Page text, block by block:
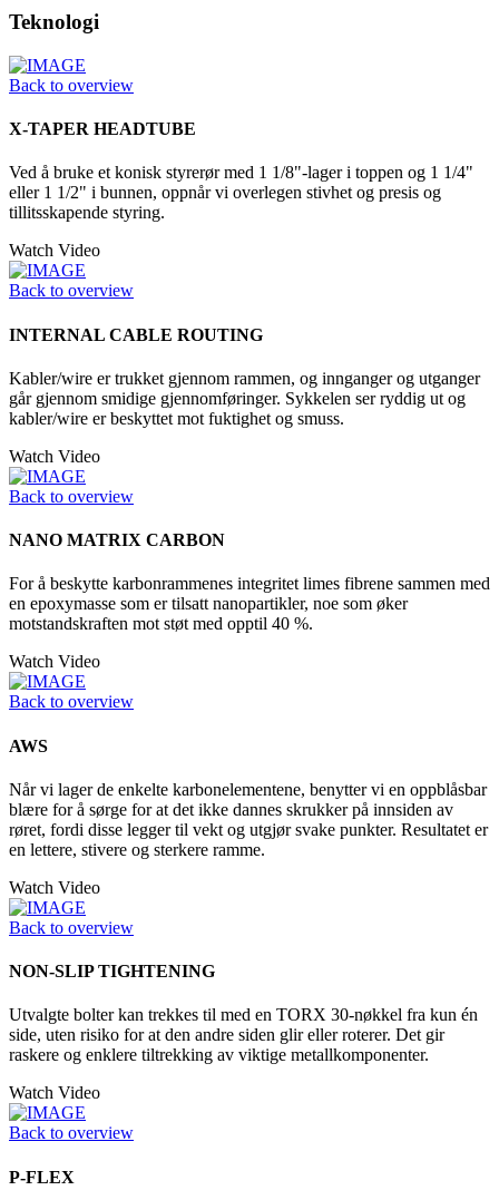
Teknologi
Back to overview
X-TAPER HEADTUBE
Ved å bruke et konisk styrerør med 1 1/8"-lager i toppen og 1 1/4"
eller 1 1/2" i bunnen, oppnår vi overlegen stivhet og presis og
tillitsskapende styring.
Watch Video
Back to overview
INTERNAL CABLE ROUTING
Kabler/wire er trukket gjennom rammen, og innganger og utganger
går gjennom smidige gjennomføringer. Sykkelen ser ryddig ut og
kabler/wire er beskyttet mot fuktighet og smuss.
Watch Video
Back to overview
NANO MATRIX CARBON
For å beskytte karbonrammenes integritet limes fibrene sammen med
en epoxymasse som er tilsatt nanopartikler, noe som øker
motstandskraften mot støt med opptil 40 %.
Watch Video
Back to overview
AWS
Når vi lager de enkelte karbonelementene, benytter vi en oppblåsbar
blære for å sørge for at det ikke dannes skrukker på innsiden av
røret, fordi disse legger til vekt og utgjør svake punkter. Resultatet er
en lettere, stivere og sterkere ramme.
Watch Video
Back to overview
NON-SLIP TIGHTENING
Utvalgte bolter kan trekkes til med en TORX 30-nøkkel fra kun én
side, uten risiko for at den andre siden glir eller roterer. Det gir
raskere og enklere tiltrekking av viktige metallkomponenter.
Watch Video
Back to overview
P-FLEX